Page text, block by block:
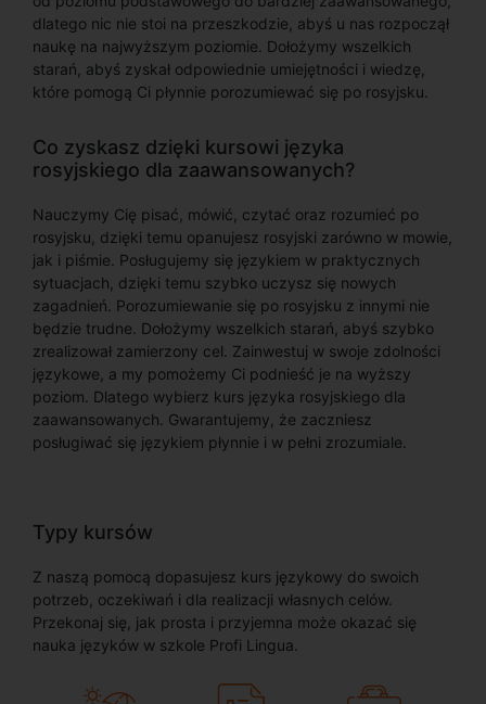
dlatego nic nie stoi na przeszkodzie, abyś u nas rozpoczął
naukę na najwyższym poziomie. Dołożymy wszelkich
starań, abyś zyskał odpowiednie umiejętności i wiedzę,
które pomogą Ci płynnie porozumiewać się po rosyjsku.
Co zyskasz dzięki kursowi języka
rosyjskiego dla zaawansowanych?
Nauczymy Cię pisać, mówić, czytać oraz rozumieć po
rosyjsku, dzięki temu opanujesz rosyjski zarówno w mowie,
jak i piśmie. Posługujemy się językiem w praktycznych
sytuacjach, dzięki temu szybko uczysz się nowych
zagadnień. Porozumiewanie się po rosyjsku z innymi nie
będzie trudne. Dołożymy wszelkich starań, abyś szybko
zrealizował zamierzony cel. Zainwestuj w swoje zdolności
językowe, a my pomożemy Ci podnieść je na wyższy
poziom. Dlatego wybierz kurs języka rosyjskiego dla
zaawansowanych. Gwarantujemy, że zaczniesz
posługiwać się językiem płynnie i w pełni zrozumiale.
Typy kursów
Z naszą pomocą dopasujesz kurs językowy do swoich
potrzeb, oczekiwań i dla realizacji własnych celów.
Przekonaj się, jak prosta i przyjemna może okazać się
nauka języków w szkole Profi Lingua.